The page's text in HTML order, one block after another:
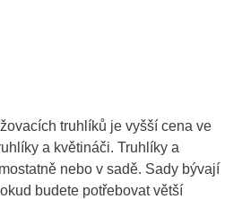
truhlíků je vyšší cena ve
a květináči. Truhlíky a
nebo v sadě. Sady bývají
budete potřebovat větší